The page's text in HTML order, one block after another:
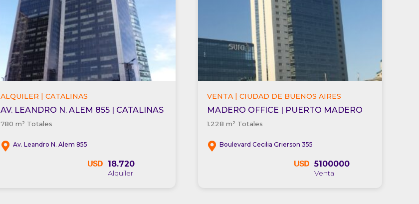
ALQUILER | CATALINAS
AV. LEANDRO N. ALEM 855 | CATALINAS
780 m² Totales
Av. Leandro N. Alem 855
18.720
VENTA | CIUDAD DE BUENOS AIRES
MADERO OFFICE | PUERTO MADERO
1.228 m² Totales
Boulevard Cecilia Grierson 355
5100000